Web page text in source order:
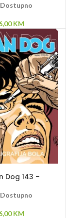
Dostupno
KM
Dog 143 –
bola
Dostupno
KM